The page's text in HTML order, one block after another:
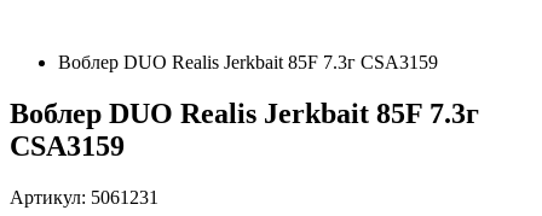
Воблер DUO Realis Jerkbait 85F 7.3г CSA3159
Воблер DUO Realis Jerkbait 85F 7.3г
CSA3159
Артикул: 5061231